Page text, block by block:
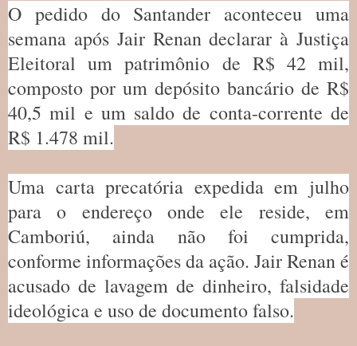
O pedido do Santander aconteceu uma
semana após Jair Renan declarar à Justiça
Eleitoral um patrimônio de R$ 42 mil,
composto por um depósito bancário de R$
40,5 mil e um saldo de conta-corrente de
R$ 1.478 mil.
Uma carta precatória expedida em julho
para o endereço onde ele reside, em
Camboriú, ainda não foi cumprida,
conforme informações da ação. Jair Renan é
acusado de lavagem de dinheiro, falsidade
ideológica e uso de documento falso.